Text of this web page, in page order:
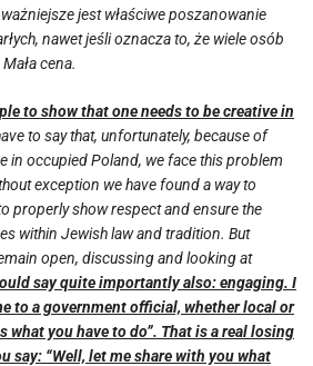
ważniejsze jest właściwe poszanowanie
nawet jeśli oznacza to, że wiele osób
cena.
to show that one needs to be creative in
to say that, unfortunately, because of
in occupied Poland, we face this problem
exception we have found a way to
properly show respect and ensure the
within Jewish law and tradition. But
open, discussing and looking at
say quite importantly also: engaging. I
to a government official, whether local or
what you have to do”. That is a real losing
say: “Well, let me share with you what